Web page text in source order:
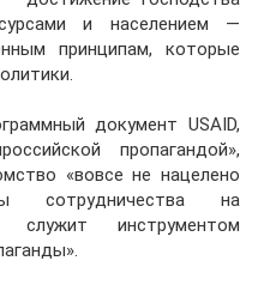
и населением —
принципам, которые
документ USAID,
пропагандой»,
«вовсе не нацелено
сотрудничества на
инструментом